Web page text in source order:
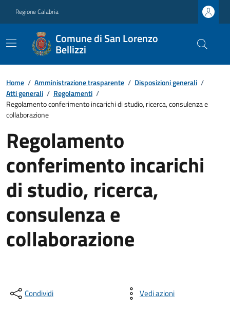
Regione Calabria
Comune di San Lorenzo
Bellizzi
Home / Amministrazione trasparente / Disposizioni generali /
Atti generali / Regolamenti /
Regolamento conferimento incarichi di studio, ricerca, consulenza e
collaborazione
Regolamento
conferimento incarichi
di studio, ricerca,
consulenza e
collaborazione
Condividi Vedi azioni